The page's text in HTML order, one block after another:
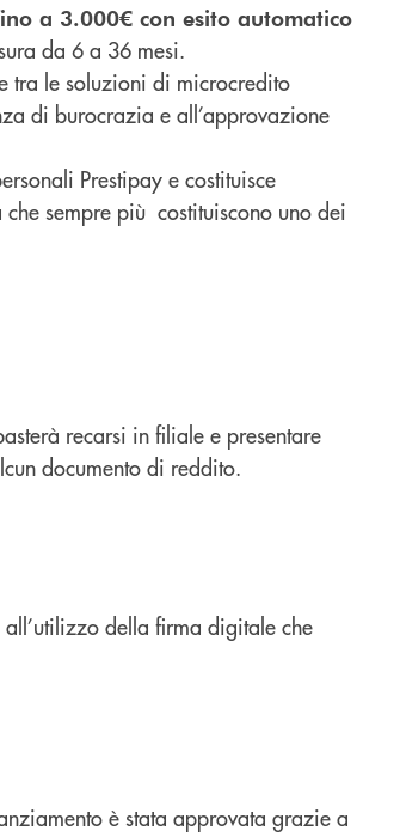
a 3.000€ con esito automatico
da 6 a 36 mesi.
tra le soluzioni di microcredito
di burocrazia e all’approvazione
Prestipay e costituisce
sempre più costituiscono uno dei
recarsi in filiale e presentare
documento di reddito.
della firma digitale che
è stata approvata grazie a